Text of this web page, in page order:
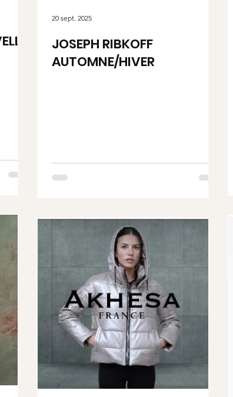
JOSEPH RIBKOFF
AUTOMNE/HIVER
20 sept. 2025